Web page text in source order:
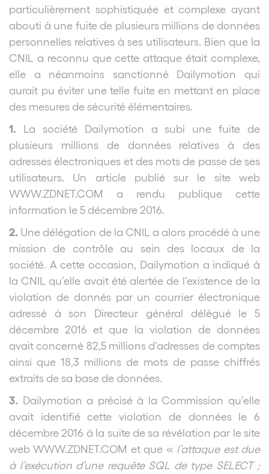
particulièrement sophistiquée et complexe ayant
abouti à une fuite de plusieurs millions de données
personnelles relatives à ses utilisateurs. Bien que la
CNIL a reconnu que cette attaque était complexe,
elle a néanmoins sanctionné Dailymotion qui
aurait pu éviter une telle fuite en mettant en place
des mesures de sécurité élémentaires.
1. La société Dailymotion
a subi une fuite de
plusieurs millions de données relatives à des
adresses électroniques et des mots de passe de ses
utilisateurs. Un article publié sur le site web
WWW.ZDNET.COM a rendu publique cette
information le 5 décembre 2016.
2. Une délégation de la CNIL a alors procédé à une
mission de contrôle au sein des locaux de la
société. A cette occasion, Dailymotion a indiqué à
la CNIL qu’elle avait été alertée de l’existence de la
violation de donnés par un courrier électronique
adressé à son Directeur général délégué le 5
décembre 2016 et que la violation de données
avait concerné 82,5 millions d’adresses de comptes
ainsi que 18,3 millions de mots de passe chiffrés
extraits de sa base de données.
3. Dailymotion a précisé à la Commission qu’elle
avait identifié cette violation de données le 6
décembre 2016 à la suite de sa révélation par le site
web WWW.ZDNET.COM et que « l’attaque est due
à l’exécution d’une requête SQL de type SELECT ;